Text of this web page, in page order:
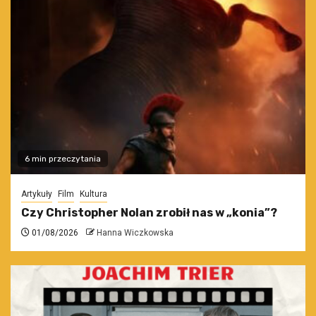
6 min przeczytania
Artykuły Film Kultura
Czy Christopher Nolan zrobił nas w „konia”?
01/08/2026 Hanna Wiczkowska